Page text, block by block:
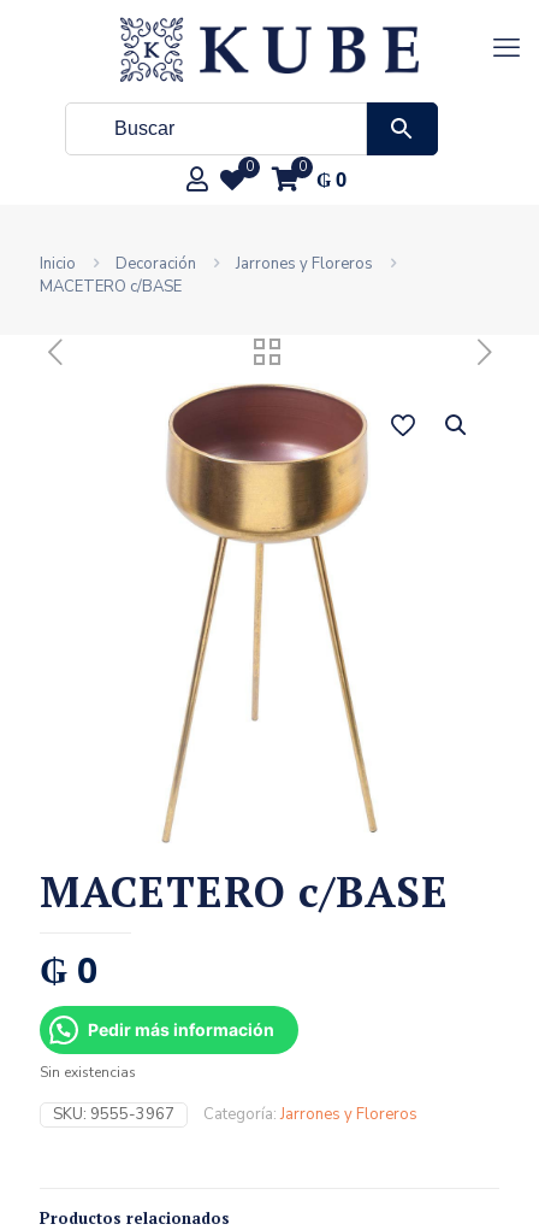
0 0 ₲0
Inicio Decoración
Jarrones y Floreros
MACETERO c/BASE
MACETERO c/BASE
₲ 0
Pedir más información
Sin existencias
SKU: 9555-3967 Categoría:Jarrones y Floreros
Productos relacionados